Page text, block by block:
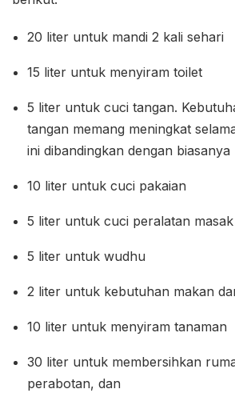
20 liter untuk mandi 2 kali sehari
15 liter untuk menyiram toilet
5 liter untuk cuci tangan.
tangan memang meningkat
ini dibandingkan dengan biasanya
10 liter untuk cuci pakaian
5 liter untuk cuci peralatan
5 liter untuk wudhu
2 liter untuk kebutuhan makan
10 liter untuk menyiram tanaman
30 liter untuk membersihkan
perabotan, dan